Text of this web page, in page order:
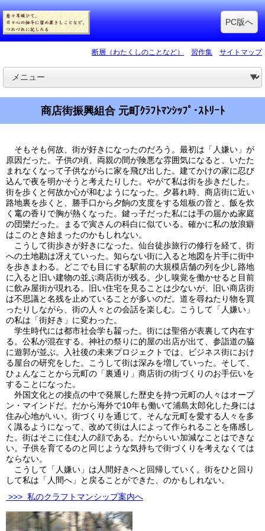
PC版へ
断層（わたくしのことなど） 習作集 サイトマップ
商店街振興組合 元町ｸﾗﾌﾄﾏﾝｼｯﾌﾟ･ｽﾄﾘｰﾄ
そもそも何故、街が好きになったのだろう。最初は「人嫌い」が
原因だった。子供の頃、両親の間が険悪な雰囲気になると、いたた
まれなくなって子供ながらに家を飛び出した。建てかけの家に忍び
込んで夜を明かそうと考えたりした。やがて私は街を歩きだした。
街を歩くと何故か心が和むようになった。夕暮れ時、商店街に近い
路地裏を歩くと、勝手口から夕餉の支度をする俎板の音と、飯を炊
く竃の香りで胸が熱くなった。鍵っ子だった私には手の届かぬ家庭
の団欒だった。まるで寅さんの科白に似ている。確かに私の放浪癖
はこのとき始まったのかもしれない。
こうして街歩きが好きになった。仙台徒歩旅行の修行を経て、街
への土地勘は冴えていった。知らない街に入ると地図を片手に街中
を歩きまわる。どこでも目にする駅前の大規模店舗の列を少し路地
に入ると旧い建物の並ぶ商店街が残る。少し嗅覚を働かせると目前
に飲み屋街が現れる。旧い住宅を見ることは少ないが、旧い商店街
は不思議と名残を止めていることが多いのだ。道を尋ねたり物を買
ったりしながら、街の人々との会話を楽しむ。こうして「人嫌い」
の私は「街好き」に変わった。
学生時代には都市社会学も齧った。街には聖俗が表裏して内在す
る。公私が混在する。神社の祭りに的屋の出店が出て、参詣道の脇
に遊郭が並ぶ。入社後の未来プロジェクトでは、ビジネス街におけ
る屋台の研究をした。こうして街は深みを増していった。そして、
ひょんなことから元町の「裏通り」商店街の街づくりのお手伝いを
することになった。
外国文化との接点の中で発展した歴史を持つ元町の人々はオープ
ン・マインドだ。だから海外で10年も働いて浦島太郎化した身には
住み心地がいい。街づくりを通じて、そんな元町を愛する人々を多
く識るようになって、改めて街は人によって作られることを痛感し
た。街はそこに住む人の顔である。だからいい加減なことはできな
い。子供を育てるのと同じような気持ちで街づくりを考えなくては
ならない。
こうして「人嫌い」は人間好きへと回帰していく。街をひと回り
して私は「人間へ」と戻ることができた、のかもしれない。
>>> 私のクラフトマンシップ案内へ